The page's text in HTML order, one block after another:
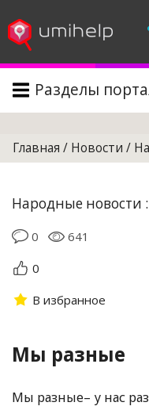
Разделы
Главная / Новости /
Народные новости
0
641
0
В избранное
Мы разные
Мы разные– у нас